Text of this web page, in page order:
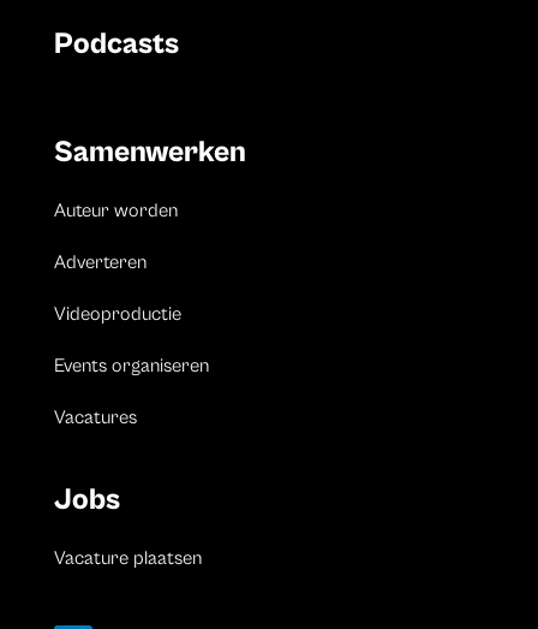
Podcasts
Samenwerken
Auteur worden
Adverteren
Videoproductie
Events organiseren
Vacatures
Jobs
Vacature plaatsen